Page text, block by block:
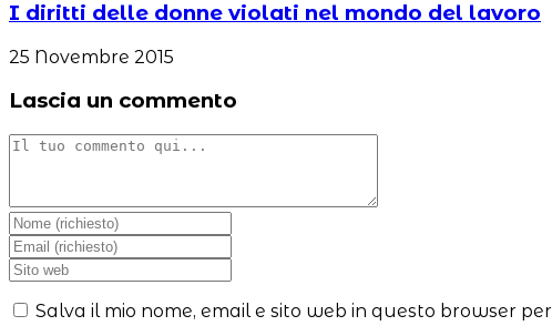
I diritti delle donne violati nel mondo del lavoro
25 Novembre 2015
Lascia un commento
Commento
Inserisci
il
tuo
nome
o
Inserisci
il
tuo
indirizzo
Inserisci
l'URL
delSalva il mio nome, email e sito web in questo browser